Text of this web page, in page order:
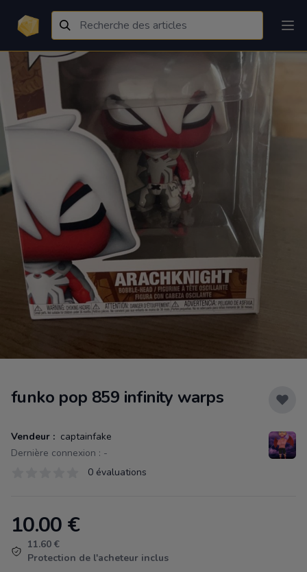
funko pop 859 infinity warps
Vendeur : captainfake
Dernière connexion : -
0 évaluations
Product information
10.00 €
11.60 €
Protection de l'acheteur inclus